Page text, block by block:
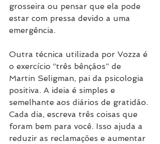
grosseira ou pensar que ela pode
estar com pressa devido a uma
emergência.
Outra técnica utilizada por Vozza é
o exercício “três bênçãos” de
Martin Seligman, pai da psicologia
positiva. A ideia é simples e
semelhante aos diários de gratidão.
Cada dia, escreva três coisas que
foram bem para você. Isso ajuda a
reduzir as reclamações e aumentar